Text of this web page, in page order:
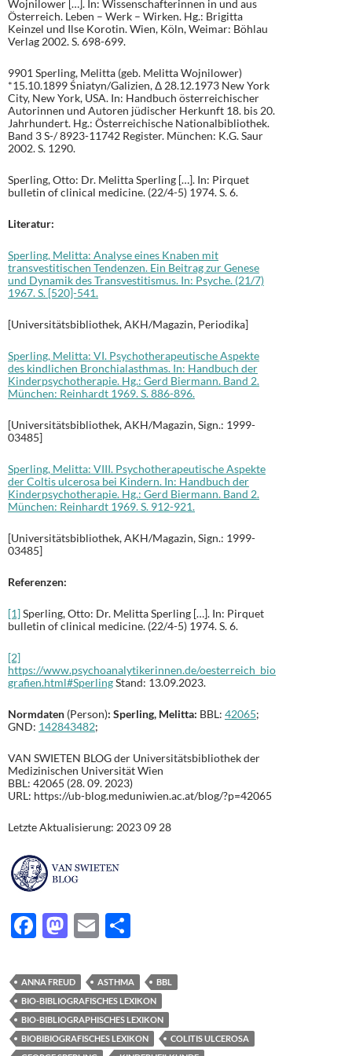
Wojnilower […]. In: Wissenschafterinnen in und aus
Österreich. Leben – Werk – Wirken. Hg.: Brigitta
Keinzel und Ilse Korotin. Wien, Köln, Weimar: Böhlau
Verlag 2002. S. 698-699.
9901 Sperling, Melitta (geb. Melitta Wojnilower)
*15.10.1899 Śniatyn/Galizien, Δ 28.12.1973 New York
City, New York, USA. In: Handbuch österreichischer
Autorinnen und Autoren jüdischer Herkunft 18. bis 20.
Jahrhundert. Hg.: Österreichische Nationalbibliothek.
Band 3 S-/ 8923-11742 Register. München: K.G. Saur
2002. S. 1290.
Sperling, Otto: Dr. Melitta Sperling […]. In: Pirquet
bulletin of clinical medicine. (22/4-5) 1974. S. 6.
Literatur:
Sperling, Melitta: Analyse eines Knaben mit
transvestitischen Tendenzen. Ein Beitrag zur Genese
und Dynamik des Transvestitismus. In: Psyche. (21/7)
1967. S. [520]-541.
[Universitätsbibliothek, AKH/Magazin, Periodika]
Sperling, Melitta: VI. Psychotherapeutische Aspekte
des kindlichen Bronchialasthmas. In: Handbuch der
Kinderpsychotherapie. Hg.: Gerd Biermann. Band 2.
München: Reinhardt 1969. S. 886-896.
[Universitätsbibliothek, AKH/Magazin, Sign.: 1999-
03485]
Sperling, Melitta: VIII. Psychotherapeutische Aspekte
der Coltis ulcerosa bei Kindern. In: Handbuch der
Kinderpsychotherapie. Hg.: Gerd Biermann. Band 2.
München: Reinhardt 1969. S. 912-921.
[Universitätsbibliothek, AKH/Magazin, Sign.: 1999-
03485]
Referenzen:
[1]Sperling, Otto: Dr. Melitta Sperling […]. In: Pirquet
bulletin of clinical medicine. (22/4-5) 1974. S. 6.
[2]
https://www.psychoanalytikerinnen.de/oesterreich_bio
grafien.html#SperlingStand: 13.09.2023.
Normdaten (Person): Sperling, Melitta: BBL: 42065;
GND: 142843482;
VAN SWIETEN BLOG der Universitätsbibliothek der
Medizinischen Universität Wien
BBL: 42065 (28. 09. 2023)
URL: https://ub-blog.meduniwien.ac.at/blog/?p=42065
Letzte Aktualisierung: 2023 09 28
F
e
b
o
M
to
d
o
E
ail le
n
ANNA FREUD ASTHMA
BBL
BIO-BIBLIOGRAFISCHES LEXIKON
BIO-BIBLIOGRAPHISCHES LEXIKON
BIOBIBIOGRAFISCHES LEXIKON
COLITIS ULCEROSA